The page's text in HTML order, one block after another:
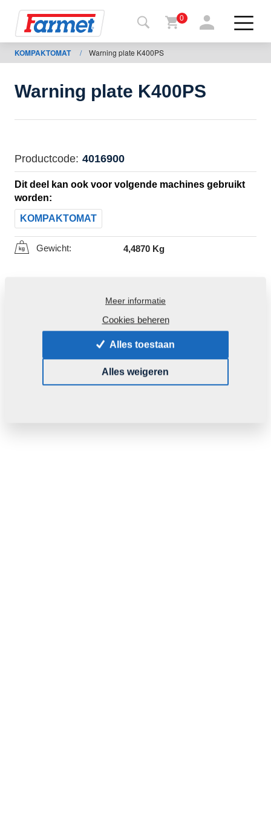
Terug
naar de
Farmetshop
Om te
downloaden
0
KOMPAKTOMAT / Warning plate K400PS
Warning plate K400PS
Productcode: 4016900
Dit deel kan ook voor volgende machines gebruikt
worden:
KOMPAKTOMAT
Gewicht: 4,4870 Kg
Meer informatie
Cookies beheren
Alles toestaan
Alles weigeren